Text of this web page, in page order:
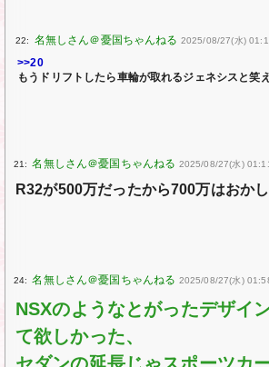
22: 2025/08/27(水)
>>20
もうドリフトしたら車輪が取れるジェネシスと笑
21: 2025/08/27(水)
R32が500万だったから700万はおか
24: 2025/08/27(水)
NSXのようなとがったデザイ
て欲しかった、